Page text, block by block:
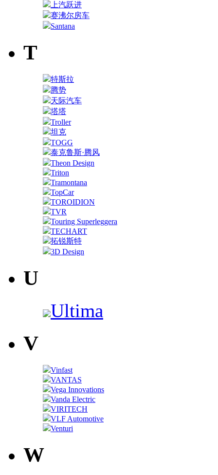
上汽跃进
赛沸尔房车
Santana
T
特斯拉
腾势
天际汽车
塔塔
Troller
坦克
TOGG
泰克鲁斯·腾风
Theon Design
Triton
Tramontana
TopCar
TOROIDION
TVR
Touring Superleggera
TECHART
拓锐斯特
3D Design
U
Ultima
V
Vinfast
VANTAS
Vega Innovations
Vanda Electric
VIRITECH
VLF Automotive
Venturi
W